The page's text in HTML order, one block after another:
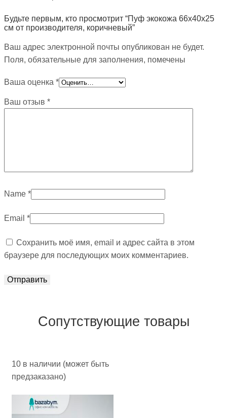
Будьте первым, кто просмотрит “Пуф экокожа 66х40х25
см от производителя, коричневый”
Ваш адрес электронной почты опубликован не будет.
Поля, обязательные для заполнения, помечены
Ваша оценка *
Ваш отзыв *
Name *
Email *
Сохранить моё имя, email и адрес сайта в этом
браузере для последующих моих комментариев.
Сопутствующие товары
10 в наличии (может быть
предзаказано)